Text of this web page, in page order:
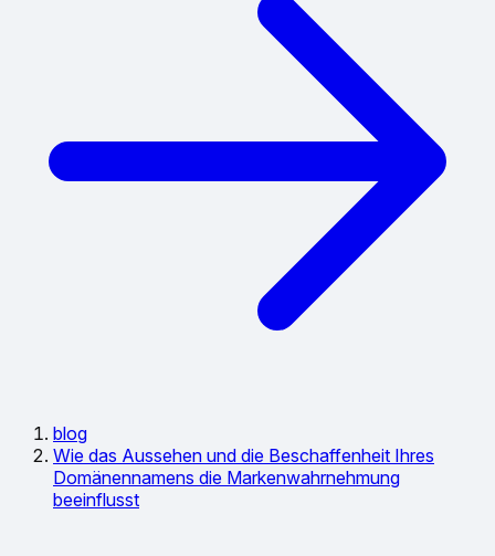
blog
Wie das Aussehen und die Beschaffenheit Ihres
Domänennamens die Markenwahrnehmung
beeinflusst